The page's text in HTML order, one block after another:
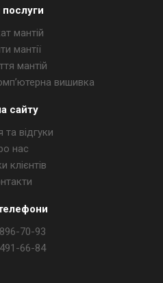
послуги
мантій
мантії
мантій
вишивка
сайту
та відгуки
нас
клієнтів
70-93
66-84